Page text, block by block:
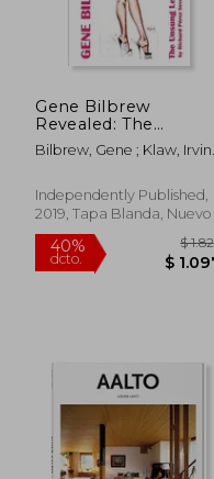
40%
dcto.
Gene Bilbrew
Revealed: The
Unsung Legacy of a
Fetish art Pioneer: 1
Artists) (en Inglés)
Bilbrew, Gene ; Klaw, Irving
Independently Published,
2019, Tapa Blanda, Nuevo